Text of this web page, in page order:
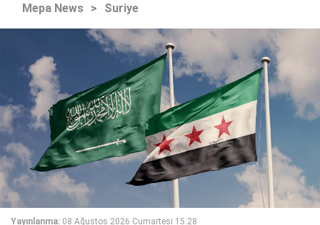
Mepa News > Suriye
Yayınlanma: 08 Ağustos 2026 Cumartesi 15:28